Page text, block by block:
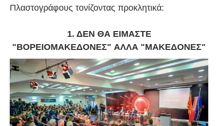
Πλαστογράφους τονίζοντας προκλητικά:
1. ΔΕΝ ΘΑ ΕΙΜΑΣΤΕ
"ΒΟΡΕΙΟΜΑΚΕΔΟΝΕΣ" ΑΛΛΑ "ΜΑΚΕΔΟΝΕΣ"